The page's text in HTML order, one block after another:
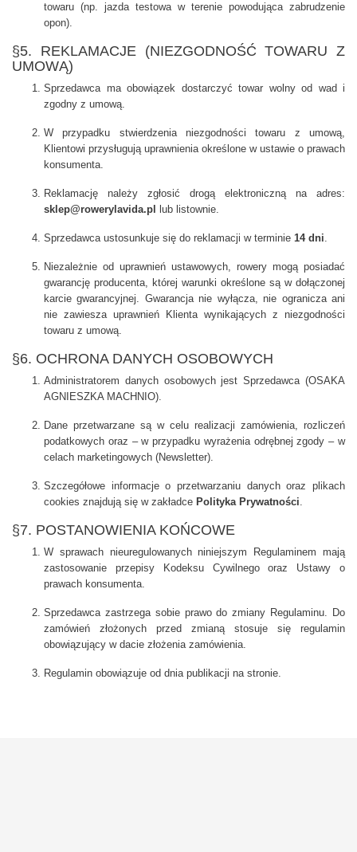
towaru (np. jazda testowa w terenie powodująca zabrudzenie
opon).
§5. REKLAMACJE (NIEZGODNOŚĆ TOWARU Z
UMOWĄ)
Sprzedawca ma obowiązek dostarczyć towar wolny od wad i
zgodny z umową.
W przypadku stwierdzenia niezgodności towaru z umową,
Klientowi przysługują uprawnienia określone w ustawie o prawach
konsumenta.
Reklamację należy zgłosić drogą elektroniczną na adres:
sklep@rowerylavida.pl
lub listownie.
Sprzedawca ustosunkuje się do reklamacji w terminie 14 dni.
Niezależnie od uprawnień ustawowych, rowery mogą posiadać
gwarancję producenta, której warunki określone są w dołączonej
karcie gwarancyjnej. Gwarancja nie wyłącza, nie ogranicza ani
nie zawiesza uprawnień Klienta wynikających z niezgodności
towaru z umową.
§6. OCHRONA DANYCH OSOBOWYCH
Administratorem danych osobowych jest Sprzedawca (OSAKA
AGNIESZKA MACHNIO).
Dane przetwarzane są w celu realizacji zamówienia, rozliczeń
podatkowych oraz – w przypadku wyrażenia odrębnej zgody – w
celach marketingowych (Newsletter).
Szczegółowe informacje o przetwarzaniu danych oraz plikach
cookies znajdują się w zakładce Polityka Prywatności.
§7. POSTANOWIENIA KOŃCOWE
W sprawach nieuregulowanych niniejszym Regulaminem mają
zastosowanie przepisy Kodeksu Cywilnego oraz Ustawy o
prawach konsumenta.
Sprzedawca zastrzega sobie prawo do zmiany Regulaminu. Do
zamówień złożonych przed zmianą stosuje się regulamin
obowiązujący w dacie złożenia zamówienia.
Regulamin obowiązuje od dnia publikacji na stronie.